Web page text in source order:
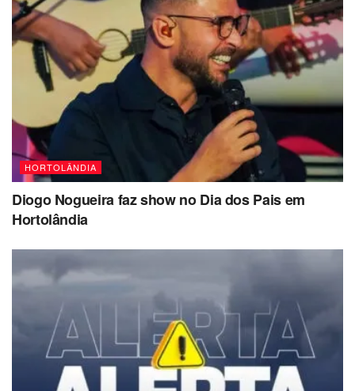
HORTOLÂNDIA
Diogo Nogueira faz show no Dia dos Pais em
Hortolândia